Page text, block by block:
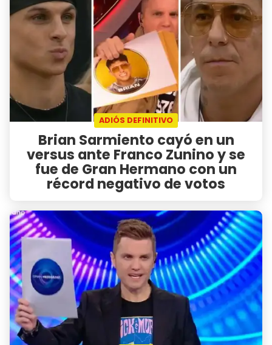
ADIÓS DEFINITIVO
Brian Sarmiento cayó en un
versus ante Franco Zunino y se
fue de Gran Hermano con un
récord negativo de votos